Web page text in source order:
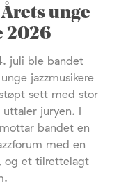
unge
2026
juli ble bandet
jazzmusikere
sett med stor
juryen. I
bandet en
med en
og et tilrettelagt